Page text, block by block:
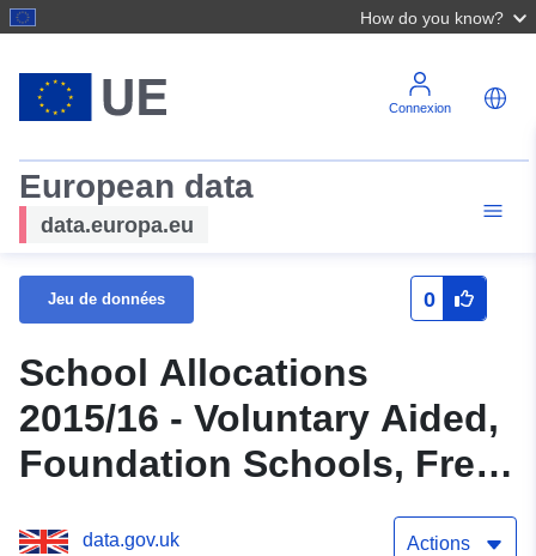
How do you know?
Connexion
European data
data.europa.eu
Jeu de données 0
School Allocations
2015/16 - Voluntary Aided,
Foundation Schools, Free
Schools & Academies
data.gov.uk Actions